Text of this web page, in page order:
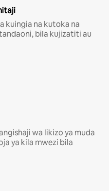
kuingia na kutoka na
bila kujizatiti au
wa likizo ya muda
ya kila mwezi bila